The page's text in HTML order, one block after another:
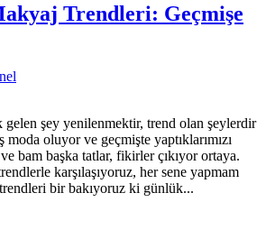
Trendleri: Geçmişe
şey yenilenmektir, trend olan şeylerdir
oluyor ve geçmişte yaptıklarımızı
bam başka tatlar, fikirler çıkıyor ortaya.
karşılaşıyoruz, her sene yapmam
bir bakıyoruz ki günlük...